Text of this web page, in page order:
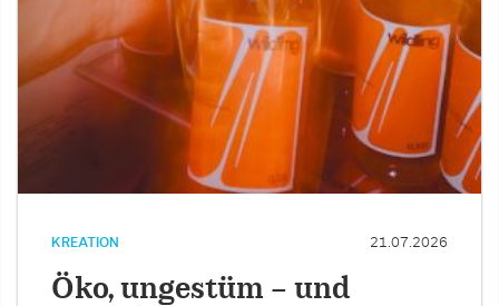
KREATION 21.07.2026
Öko, ungestüm – und